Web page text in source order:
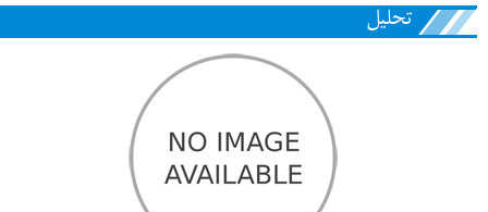
تحلیل